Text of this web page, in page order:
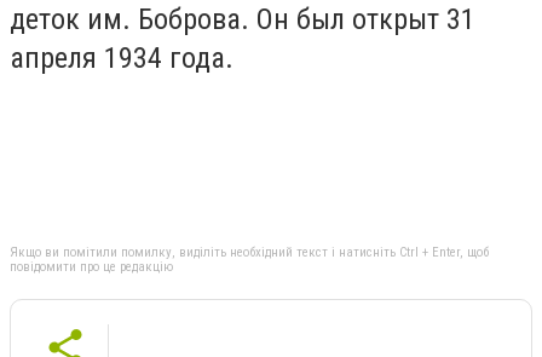
деток им. Боброва. Он был открыт 31
апреля 1934 года.
Якщо ви помітили помилку, виділіть необхідний текст і натисніть Ctrl + Enter, щоб
повідомити про це редакцію